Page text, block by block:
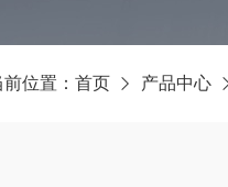
前位置： 首页 产品中心